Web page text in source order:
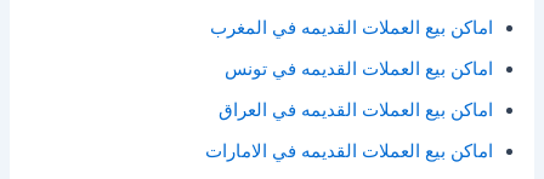
اماكن بيع العملات القديمه في المغرب
اماكن بيع العملات القديمه في تونس
اماكن بيع العملات القديمه في العراق
اماكن بيع العملات القديمه في الامارات